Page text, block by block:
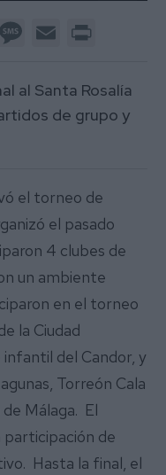
Message
Email
al Santa Rosalía
de grupo y
el torneo de
el pasado
4 clubes de
un ambiente
en el torneo
la Ciudad
del Candor, y
Torreón Cala
Málaga. El
de
Hasta la final, el